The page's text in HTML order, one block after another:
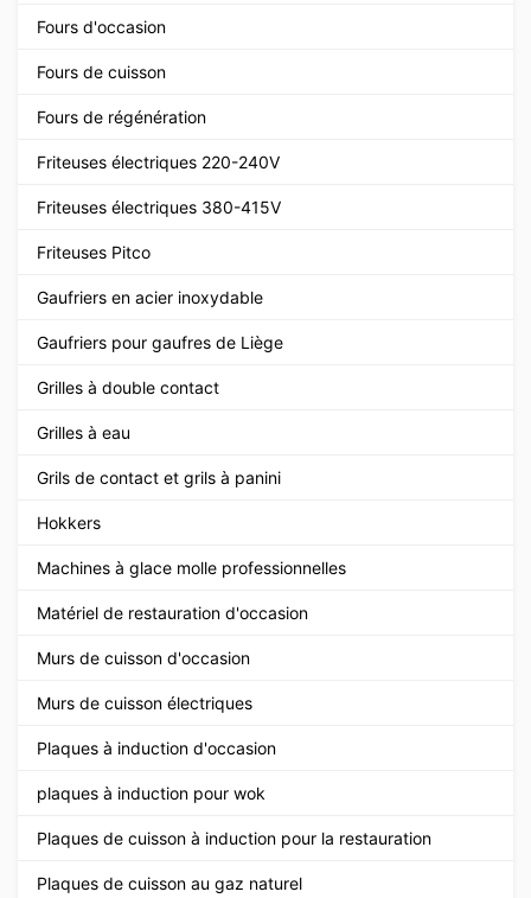
Fours d'occasion
Fours de cuisson
Fours de régénération
Friteuses électriques 220-240V
Friteuses électriques 380-415V
Friteuses Pitco
Gaufriers en acier inoxydable
Gaufriers pour gaufres de Liège
Grilles à double contact
Grilles à eau
Grils de contact et grils à panini
Hokkers
Machines à glace molle professionnelles
Matériel de restauration d'occasion
Murs de cuisson d'occasion
Murs de cuisson électriques
Plaques à induction d'occasion
plaques à induction pour wok
Plaques de cuisson à induction pour la restauration
Plaques de cuisson au gaz naturel